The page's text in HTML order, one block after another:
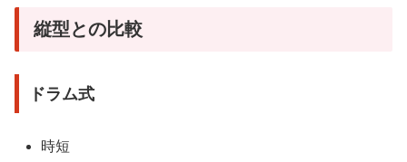
縦型との比較
ドラム式
時短